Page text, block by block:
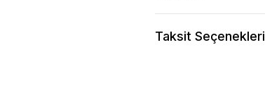
Taksit Seçenekleri